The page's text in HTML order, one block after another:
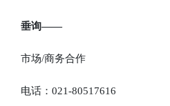
垂询——
市场/商务合作
电话：021-80517616